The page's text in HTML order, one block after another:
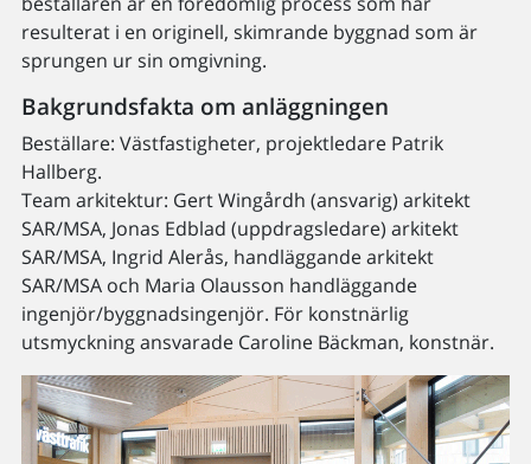
resulterat i en originell, skimrande byggnad som är
sprungen ur sin omgivning.
Bakgrundsfakta om anläggningen
Beställare: Västfastigheter, projektledare Patrik
Hallberg.
Team arkitektur: Gert Wingårdh (ansvarig) arkitekt
SAR/MSA, Jonas Edblad (uppdragsledare) arkitekt
SAR/MSA, Ingrid Alerås, handläggande arkitekt
SAR/MSA och Maria Olausson handläggande
ingenjör/byggnadsingenjör. För konstnärlig
utsmyckning ansvarade Caroline Bäckman, konstnär.